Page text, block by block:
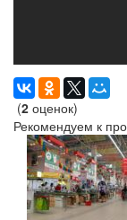
(2 оценок)
Рекомендуем к